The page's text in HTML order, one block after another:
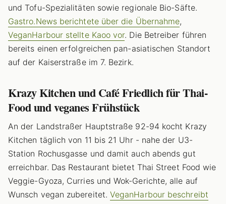
und Tofu-Spezialitäten sowie regionale Bio-Säfte.
Gastro.News berichtete über die Übernahme,
VeganHarbour stellte Kaoo vor. Die Betreiber führen
bereits einen erfolgreichen pan-asiatischen Standort
auf der Kaiserstraße im 7. Bezirk.
Krazy Kitchen und Café Friedlich für Thai-
Food und veganes Frühstück
An der Landstraßer Hauptstraße 92-94 kocht Krazy
Kitchen täglich von 11 bis 21 Uhr - nahe der U3-
Station Rochusgasse und damit auch abends gut
erreichbar. Das Restaurant bietet Thai Street Food wie
Veggie-Gyoza, Curries und Wok-Gerichte, alle auf
Wunsch vegan zubereitet.VeganHarbour beschreibt